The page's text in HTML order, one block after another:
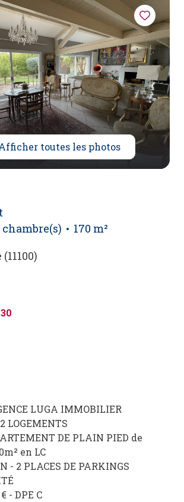
toutes les photos
chambre(s)
170 m²
LUGA IMMOBILIER
LOGEMENTS
DE PLAIN PIED de
en LC
- 2 PLACES DE PARKINGS
- DPE C